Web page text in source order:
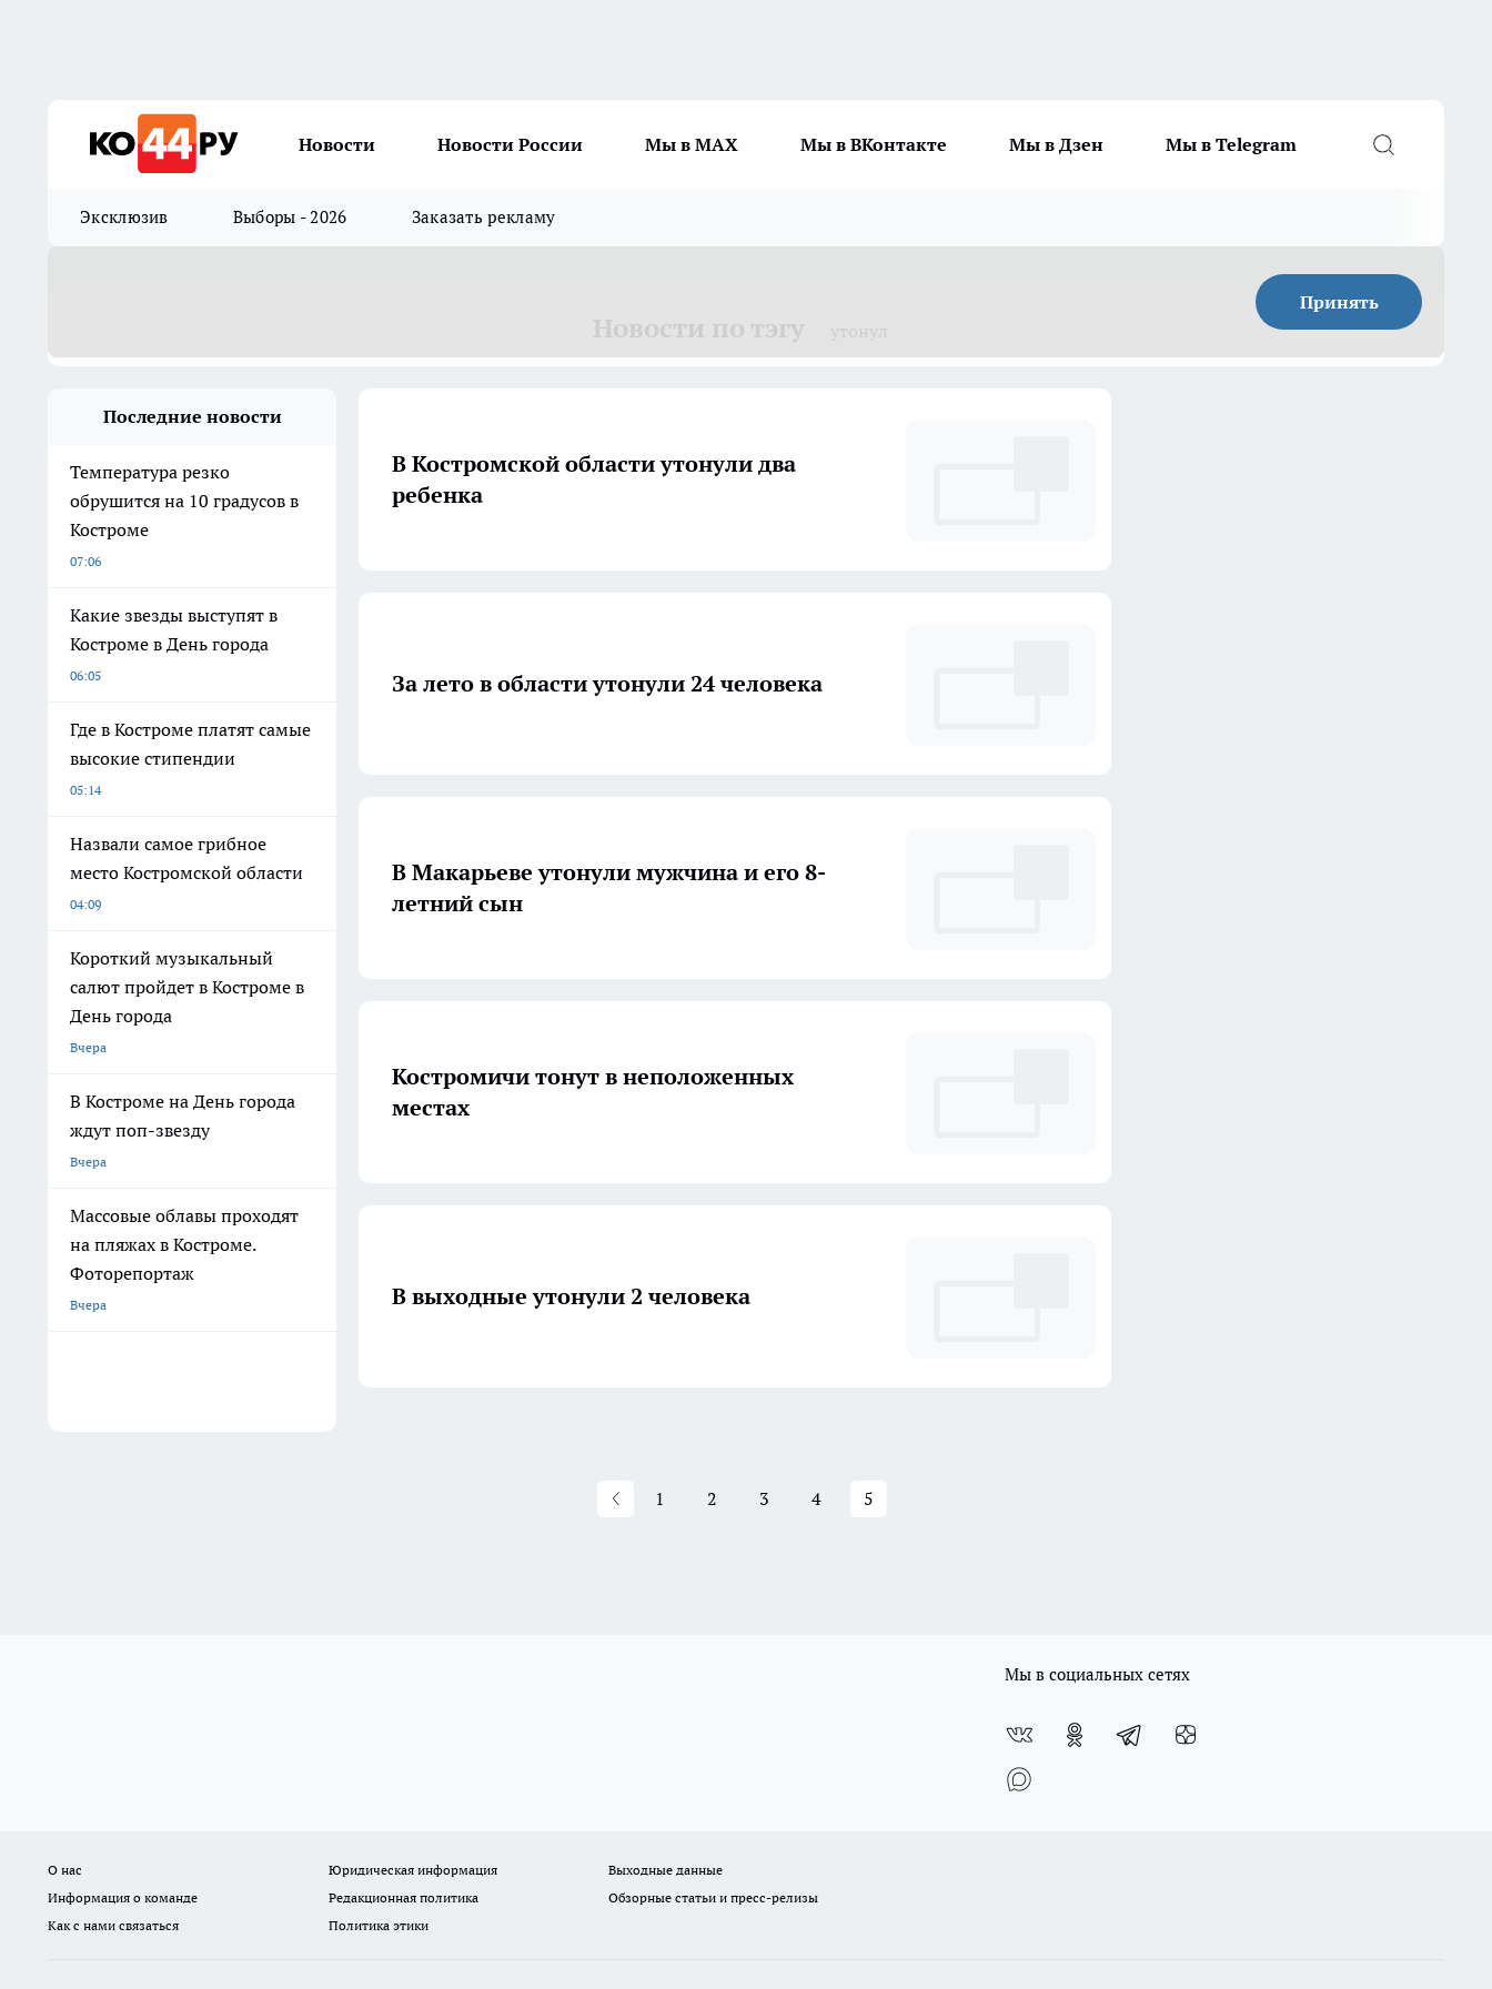
Новости Новости России Мы в MAX Мы в ВКонтакте Мы в Дзен Мы в Telegram
Эксклюзив Выборы - 2026 Заказать рекламу
Принять
Последние новости
Температура резко
обрушится на 10 градусов в
Костроме
07:06
Какие звезды выступят в
Костроме в День города
06:05
Где в Костроме платят самые
высокие стипендии
05:14
Назвали самое грибное
место Костромской области
04:09
Короткий музыкальный
салют пройдет в Костроме в
День города
Вчера
В Костроме на День города
ждут поп-звезду
Вчера
Массовые облавы проходят
на пляжах в Костроме.
Фоторепортаж
Вчера
В Костромской области утонули два
ребенка
За лето в области утонули 24 человека
В Макарьеве утонули мужчина и его 8-
летний сын
Костромичи тонут в неположенных
местах
В выходные утонули 2 человека
1 2 3 4 5
Мы в социальных сетях
О нас Юридическая информация
Выходные данные
Информация о команде
Редакционная политика
Обзорные статьи и пресс-релизы
Как с нами связаться
Политика этики